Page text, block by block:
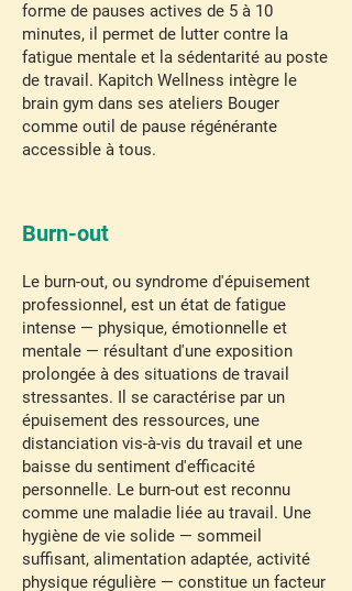
forme de pauses actives de 5 à 10
minutes, il permet de lutter contre la
fatigue mentale et la sédentarité au poste
de travail. Kapitch Wellness intègre le
brain gym dans ses ateliers Bouger
comme outil de pause régénérante
accessible à tous.
Burn-out
Le burn-out, ou syndrome d'épuisement
professionnel, est un état de fatigue
intense — physique, émotionnelle et
mentale — résultant d'une exposition
prolongée à des situations de travail
stressantes. Il se caractérise par un
épuisement des ressources, une
distanciation vis-à-vis du travail et une
baisse du sentiment d'efficacité
personnelle. Le burn-out est reconnu
comme une maladie liée au travail. Une
hygiène de vie solide — sommeil
suffisant, alimentation adaptée, activité
physique régulière — constitue un facteur